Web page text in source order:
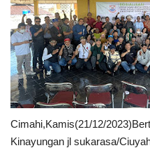
Cimahi,Kamis(21/12/
Kinayungan jl sukarasa/